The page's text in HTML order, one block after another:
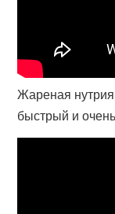
Жареная нутрия
быстрый и